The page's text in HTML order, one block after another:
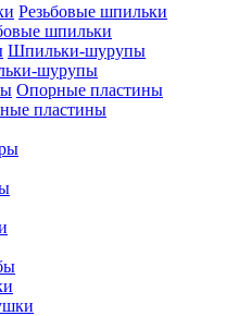
Резьбовые шпильки
шпильки
Шпильки-шурупы
шурупы
Опорные пластины
пластины